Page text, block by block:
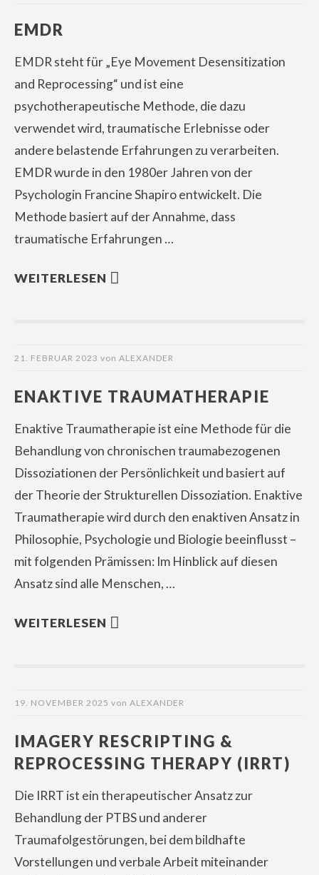
EMDR
EMDR steht für „Eye Movement Desensitization
and Reprocessing“ und ist eine
psychotherapeutische Methode, die dazu
verwendet wird, traumatische Erlebnisse oder
andere belastende Erfahrungen zu verarbeiten.
EMDR wurde in den 1980er Jahren von der
Psychologin Francine Shapiro entwickelt. Die
Methode basiert auf der Annahme, dass
traumatische Erfahrungen …
WEITERLESEN
21. FEBRUAR 2023 von ALEXANDER
ENAKTIVE TRAUMATHERAPIE
Enaktive Traumatherapie ist eine Methode für die
Behandlung von chronischen traumabezogenen
Dissoziationen der Persönlichkeit und basiert auf
der Theorie der Strukturellen Dissoziation. Enaktive
Traumatherapie wird durch den enaktiven Ansatz in
Philosophie, Psychologie und Biologie beeinflusst –
mit folgenden Prämissen: Im Hinblick auf diesen
Ansatz sind alle Menschen, …
WEITERLESEN
19. NOVEMBER 2025 von ALEXANDER
IMAGERY RESCRIPTING &
REPROCESSING THERAPY (IRRT)
Die IRRT ist ein therapeutischer Ansatz zur
Behandlung der PTBS und anderer
Traumafolgestörungen, bei dem bildhafte
Vorstellungen und verbale Arbeit miteinander